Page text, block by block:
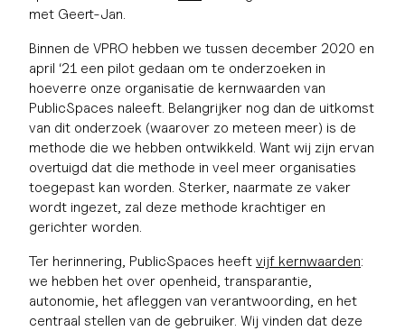
met Geert-Jan.
Binnen de VPRO hebben we tussen december 2020 en
april ‘21 een pilot gedaan om te onderzoeken in
hoeverre onze organisatie de kernwaarden van
PublicSpaces naleeft. Belangrijker nog dan de uitkomst
van dit onderzoek (waarover zo meteen meer) is de
methode die we hebben ontwikkeld. Want wij zijn ervan
overtuigd dat die methode in veel meer organisaties
toegepast kan worden. Sterker, naarmate ze vaker
wordt ingezet, zal deze methode krachtiger en
gerichter worden.
Ter herinnering, PublicSpaces heeft vijf kernwaarden:
we hebben het over openheid, transparantie,
autonomie, het afleggen van verantwoording, en het
centraal stellen van de gebruiker. Wij vinden dat deze